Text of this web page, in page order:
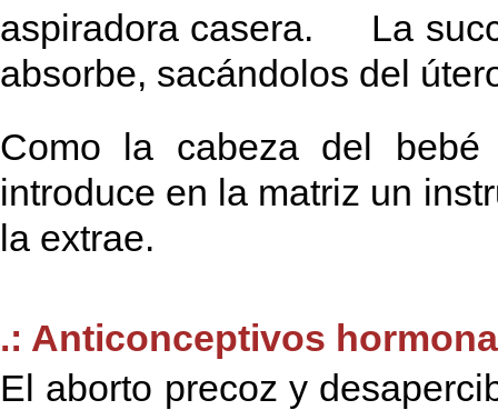
aspiradora casera. La
absorbe, sacándolos del
Como la cabeza del
introduce en la matriz un
la extrae.
.: Anticonceptivos
El aborto precoz y